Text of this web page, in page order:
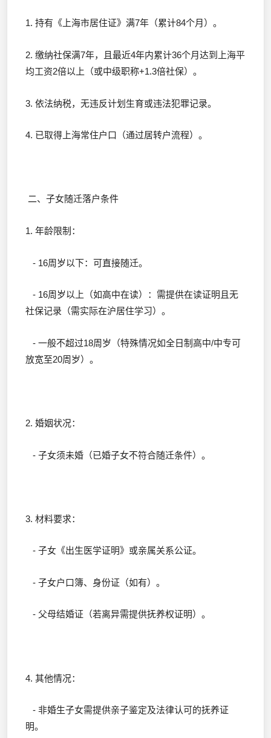
1. 持有《上海市居住证》满7年（累计84个月）。
2. 缴纳社保满7年，且最近4年内累计36个月达到上海平
均工资2倍以上（或中级职称+1.3倍社保）。
3. 依法纳税，无违反计划生育或违法犯罪记录。
4. 已取得上海常住户口（通过居转户流程）。
二、子女随迁落户条件
1. 年龄限制：
- 16周岁以下：可直接随迁。
- 16周岁以上（如高中在读）：需提供在读证明且无
社保记录（需实际在沪居住学习）。
- 一般不超过18周岁（特殊情况如全日制高中/中专可
放宽至20周岁）。
2. 婚姻状况：
- 子女须未婚（已婚子女不符合随迁条件）。
3. 材料要求：
- 子女《出生医学证明》或亲属关系公证。
- 子女户口簿、身份证（如有）。
- 父母结婚证（若离异需提供抚养权证明）。
4. 其他情况：
- 非婚生子女需提供亲子鉴定及法律认可的抚养证
明。